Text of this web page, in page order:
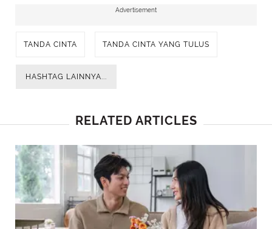
Advertisement
TANDA CINTA TANDA CINTA YANG TULUS
HASHTAG LAINNYA...
RELATED ARTICLES